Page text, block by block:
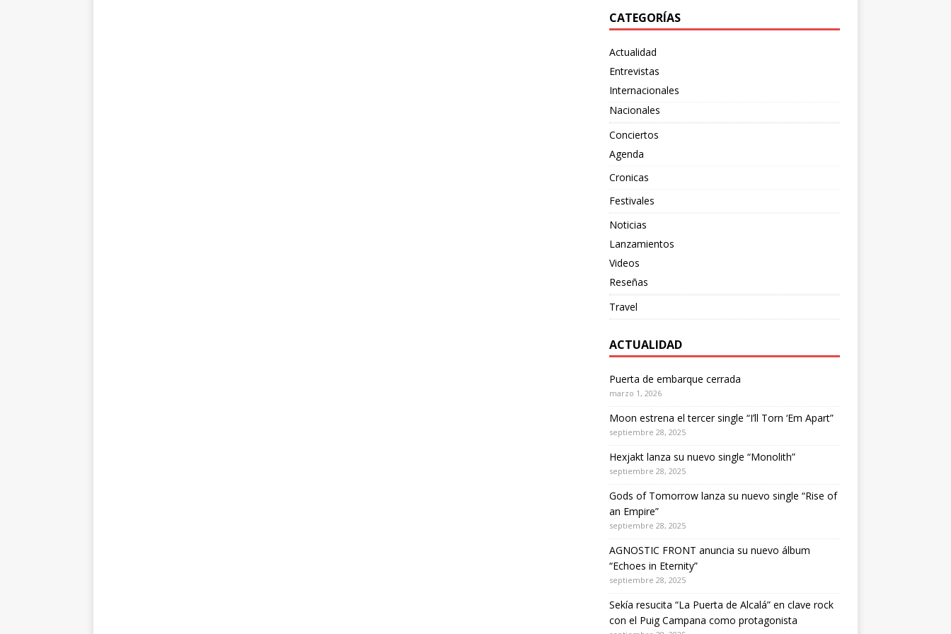
CATEGORÍAS
Actualidad
Entrevistas
Internacionales
Nacionales
Conciertos
Agenda
Cronicas
Festivales
Noticias
Lanzamientos
Videos
Reseñas
Travel
ACTUALIDAD
Puerta de embarque cerrada
marzo 1, 2026
Moon estrena el tercer single “I’ll Torn ‘Em Apart”
septiembre 28, 2025
Hexjakt lanza su nuevo single “Monolith”
septiembre 28, 2025
Gods of Tomorrow lanza su nuevo single “Rise of
an Empire”
septiembre 28, 2025
AGNOSTIC FRONT anuncia su nuevo álbum
“Echoes in Eternity”
septiembre 28, 2025
Sekía resucita “La Puerta de Alcalá” en clave rock
con el Puig Campana como protagonista